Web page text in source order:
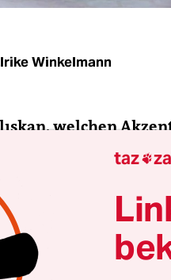
Winkelmann
welchen
Chefin von
Ich möchte
zweite und dritte
vertreten fühlen
taz 